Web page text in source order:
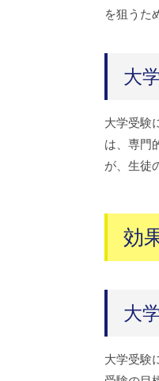
を狙うた
大
大学受験
は、専門
が、生徒
効
大
大学受験